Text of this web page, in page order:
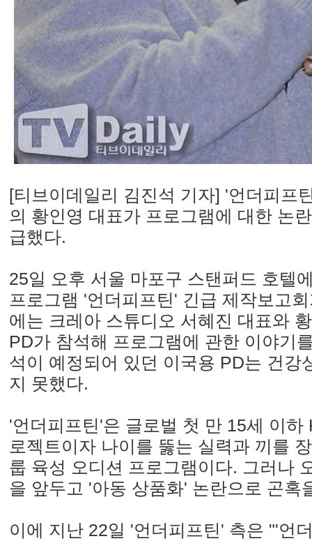
[티브이데일리 김진석 기자] '언더피프
의 황인영 대표가 프로그램에 대한 논
급했다.
25일 오후 서울 마포구 스탠퍼드 호텔
프로그램 '언더피프틴' 긴급 제작보고
에는 크레아 스튜디오 서혜진 대표와
PD가 참석해 프로그램에 관한 이야기
석이 예정되어 있던 이국용 PD는 건강
지 못했다.
'언더피프틴'은 글로벌 첫 만 15세 이하
로젝트이자 나이를 뚫는 실력과 끼를
룹 육성 오디션 프로그램이다. 그러나
을 앞두고 '아동 상품화' 논란으로 곤혹
이에 지난 22일 '언더피프틴' 측은 "'언